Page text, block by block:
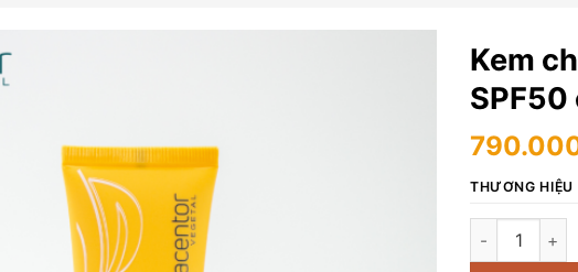
Kem
SPF50
THƯƠNG HIỆU
Kem chống